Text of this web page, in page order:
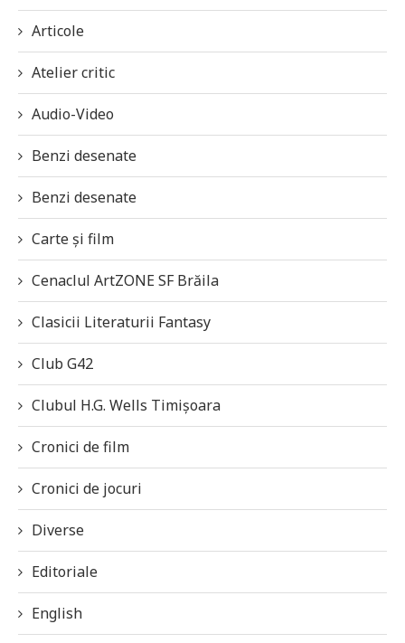
Articole
Atelier critic
Audio-Video
Benzi desenate
Benzi desenate
Carte și film
Cenaclul ArtZONE SF Brăila
Clasicii Literaturii Fantasy
Club G42
Clubul H.G. Wells Timișoara
Cronici de film
Cronici de jocuri
Diverse
Editoriale
English